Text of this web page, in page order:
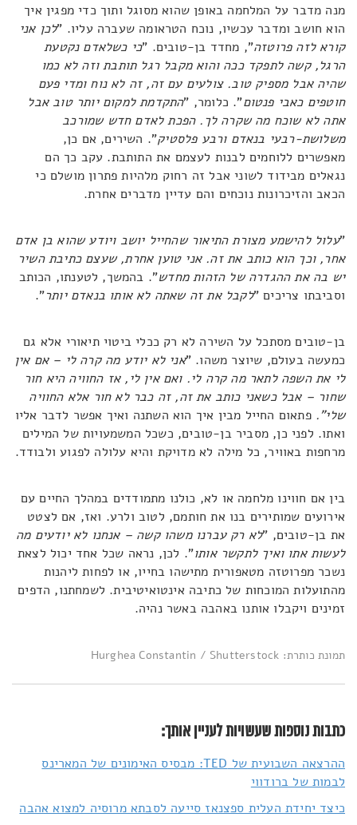
מנה מדבר על המלחמה באופן שהוא מסוגל ותוך כדי מפגין איך
הוא חושב ומדבר עכשיו, נוכח הטראומה שעברה עליו. "לכן אני
קורא לזה פרוטזה", מחדד בן-טובים. "כי כשלאדם נקטעת
הרגל, קשה לתפקד ככה והוא מקבל רגל תותבת וזה לא כמו
שהיה אבל מספיק טוב. צולעים עם זה, זה לא נוח ומדי פעם
חוטפים כאבי פנטום". כלומר, "התקדמת למקום יותר טוב אבל
אתה לא שוכח מה שקרה לך. הפכת לאדם חדש שמורכב
משלושת-רבעי בנאדם ורבע פלסטיק". השירים, אם כן,
מאפשרים ללוחמים לבנות לעצמם את התותבת. עקב כך הם
נגאלים מבידוד לשוני אבל זה רחוק מלהיות פתרון מושלם כי
הכאב והזיכרונות נוכחים והם עדיין מדברים אחרת.
"עלול להישמע מצורת התיאור שהחייל יושב ויודע שהוא בן אדם
אחר, וכך הוא כותב את זה. אני טוען אחרת, שעצם כתיבת השיר
יש בה את ההגדרה של הזהות מחדש". בהמשך, לטענתו, הכותב
וסביבתו צריכים "לקבל את זה שאתה לא אותו בנאדם יותר".
בן-טובים מסתכל על השירה לא רק ככלי ביטוי תיאורי אלא גם
כמעשה בעולם, שיוצר משהו. "אני לא יודע מה קרה לי – אם אין
לי את השפה לתאר מה קרה לי. ואם אין לי, אז החוויה היא חור
שחור – אבל כשאני כותב את זה, זה כבר לא חור אלא החוויה
שלי". פתאום החייל מבין איך הוא השתנה ואיך אפשר לדבר אליו
ואתו. לפני כן, מסביר בן-טובים, כשכל המשמעויות של המילים
מרחפות באוויר, כל מילה לא מדויקת והיא עלולה לפגוע ולבודד.
בין אם חווינו מלחמה או לא, כולנו מתמודדים במהלך החיים עם
אירועים שמותירים בנו את חותמם, לטוב ולרע. ואז, אם לצטט
את בן-טובים, "לא רק עברנו משהו קשה – אנחנו לא יודעים מה
לעשות אתו ואיך לתקשר אותו". לכן, נראה שכל אחד יכול לצאת
נשכר מפרוטזה מטאפורית מתישהו בחייו, או לפחות ליהנות
מהתועלות המוכחות של כתיבה אינטואיטיבית. לשמחתנו, הדפים
זמינים ויקבלו אותנו באהבה באשר נהיה.
תמונת כותרת: Hurghea Constantin / Shutterstock
כתבות נוספות שעשויות לעניין אותך:
ההרצאה השבועית של TED: מבסיס האימונים של המארינס
לבמות של ברודווי
כיצד יחידת העלית ספצנאז סייעה לסבתא מרוסיה למצוא אהבה